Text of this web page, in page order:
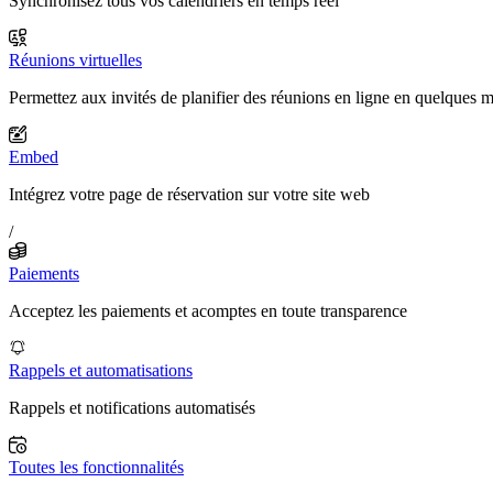
Réunions virtuelles
Permettez aux invités de planifier des réunions en ligne en quelques
Embed
Intégrez votre page de réservation sur votre site web
/
Paiements
Acceptez les paiements et acomptes en toute transparence
Rappels et automatisations
Rappels et notifications automatisés
Toutes les fonctionnalités